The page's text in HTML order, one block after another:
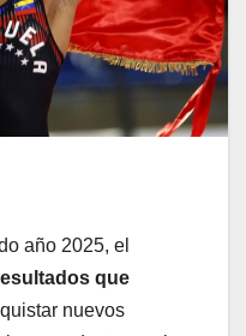
año 2025, el
que
nuevos